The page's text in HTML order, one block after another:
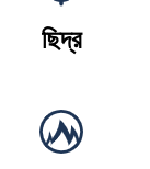
ছিদ্র